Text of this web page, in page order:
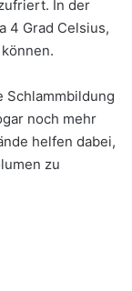
In der
4 Grad Celsius,
Schlammbildung
noch mehr
helfen dabei,
zu